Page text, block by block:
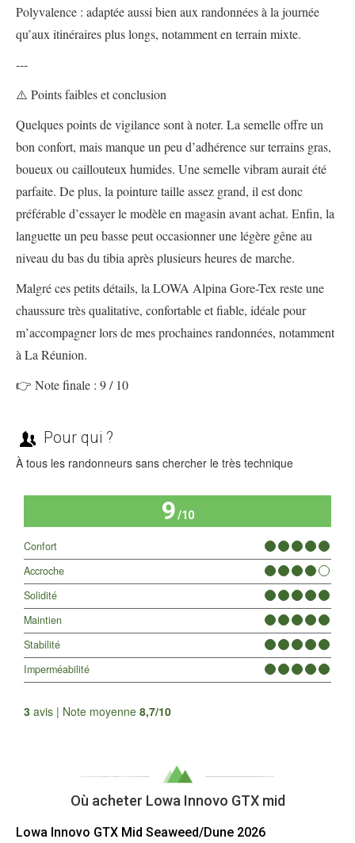
Polyvalence : adaptée aussi bien aux randonnées à la journée
qu’aux itinéraires plus longs, notamment en terrain mixte.
---
⚠️ Points faibles et conclusion
Quelques points de vigilance sont à noter. La semelle offre un
bon confort, mais manque un peu d’adhérence sur terrains gras,
boueux ou caillouteux humides. Une semelle vibram aurait été
parfaite. De plus, la pointure taille assez grand, il est donc
préférable d’essayer le modèle en magasin avant achat. Enfin, la
languette un peu basse peut occasionner une légère gêne au
niveau du bas du tibia après plusieurs heures de marche.
Malgré ces petits détails, la LOWA Alpina Gore-Tex reste une
chaussure très qualitative, confortable et fiable, idéale pour
m’accompagner lors de mes prochaines randonnées, notamment
à La Réunion.
👉 Note finale : 9 / 10
Pour qui ?
À tous les randonneurs sans chercher le très technique
9/10
Confort
Accroche
Solidité
Maintien
Stabilité
Imperméabilité
3 avis | Note moyenne 8,7/10
Où acheter Lowa Innovo GTX mid
Lowa Innovo GTX Mid Seaweed/Dune 2026